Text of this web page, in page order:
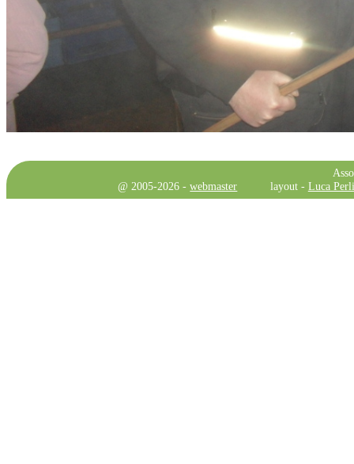
@ 2005-2026 -webmaster layout - Luca